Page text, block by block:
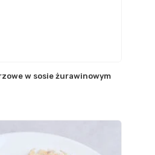
w sosie żurawinowym